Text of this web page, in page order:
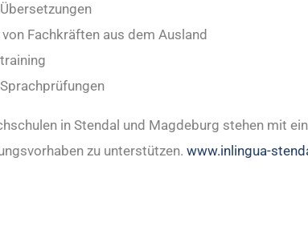
Fachkräften aus dem Ausland
in Stendal und Magdeburg stehen mit
zu unterstützen. www.inlingua-